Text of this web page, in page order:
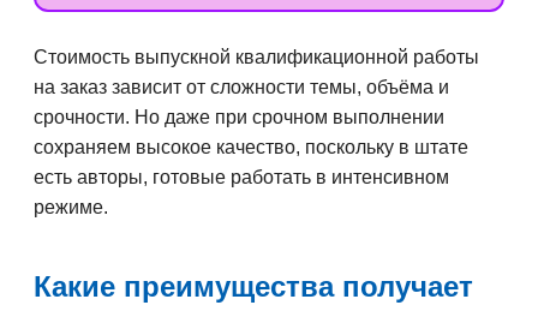
Стоимость выпускной квалификационной работы
на заказ зависит от сложности темы, объёма и
срочности. Но даже при срочном выполнении
сохраняем высокое качество, поскольку в штате
есть авторы, готовые работать в интенсивном
режиме.
Какие преимущества получает